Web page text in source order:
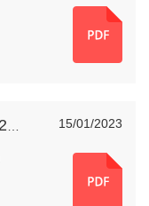
15/01/2023